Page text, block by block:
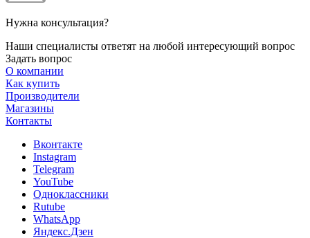
Нужна консультация?
Наши специалисты ответят на любой интересующий вопрос
Задать вопрос
О компании
Как купить
Производители
Магазины
Контакты
Вконтакте
Instagram
Telegram
YouTube
Одноклассники
Rutube
WhatsApp
Яндекс.Дзен